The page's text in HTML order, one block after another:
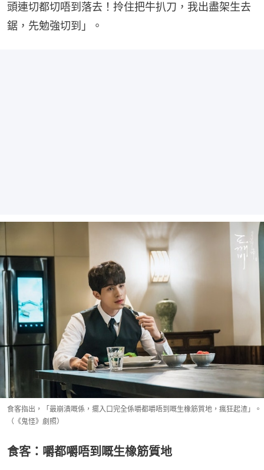
頭連切都切唔到落去！拎住把牛扒刀，我出盡架生去
鋸，先勉強切到」。
食客指出，「最崩潰嘅係，擺入口完全係嚼都嚼唔到嘅生橡筋質地，瘋狂起渣」。
（《鬼怪》劇照）
食客：嚼都嚼唔到嘅生橡筋質地